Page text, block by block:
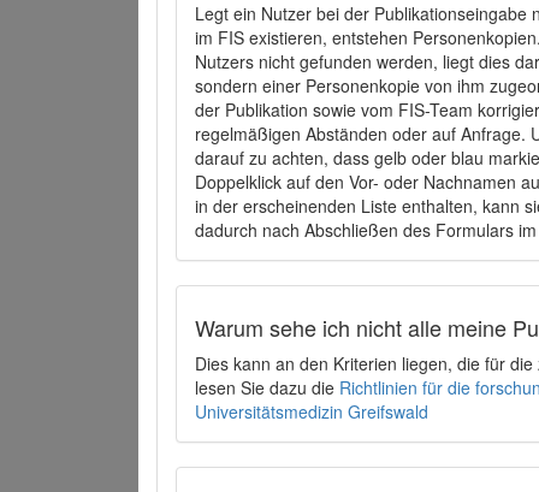
Legt ein Nutzer bei der
im FIS existieren, entstehen
Nutzers nicht gefunden werden, liegt dies
sondern einer Personenkopie von ihm
der Publikation sowie vom FIS-Team
regelmäßigen Abständen oder auf Anfrage.
darauf zu achten, dass gelb oder blau
Doppelklick auf den Vor- oder Nachnamen
in der erscheinenden Liste enthalten, kann
dadurch nach Abschließen des Formulars
Warum sehe ich nicht alle meine
Dies kann an den Kriterien liegen, die für
lesen Sie dazu die Richtlinien für die
Universitätsmedizin Greifswald